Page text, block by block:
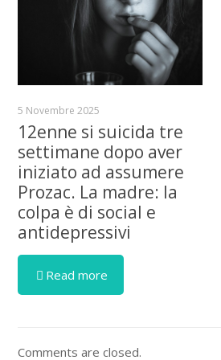
5 Novembre 2025
12enne si suicida tre
settimane dopo aver
iniziato ad assumere
Prozac. La madre: la
colpa è di social e
antidepressivi
Read more
Comments are closed.